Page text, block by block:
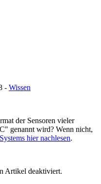
- Wissen
der Sensoren vieler
genannt wird? Wenn nicht,
hier nachlesen.
Artikel deaktiviert.